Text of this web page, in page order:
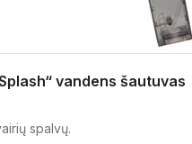
vandens šautuvas
spalvų.